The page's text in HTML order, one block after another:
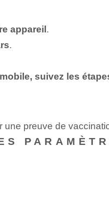
appareil.
.
suivez les
une preuve de